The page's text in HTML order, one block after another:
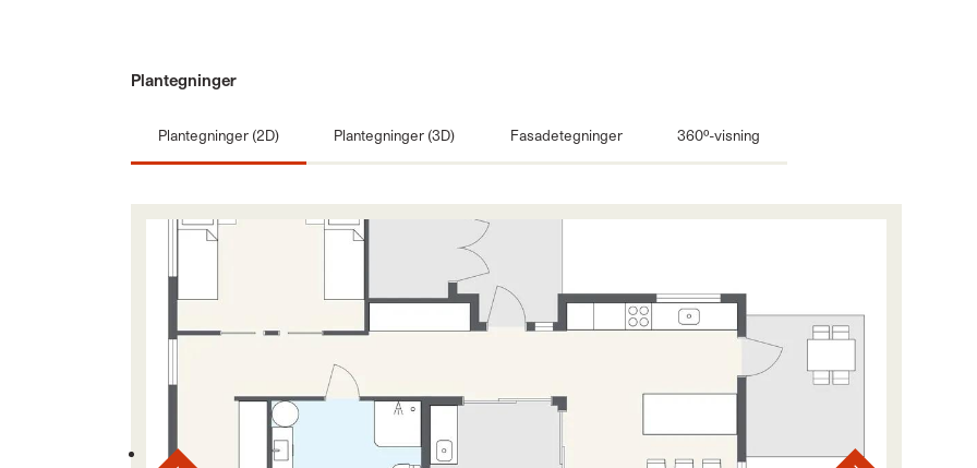
Plantegninger
Plantegninger (2D) Plantegninger (3D) Fasadetegninger 360º-visning